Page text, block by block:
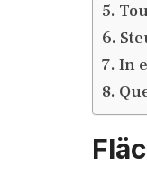
In